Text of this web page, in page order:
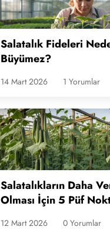
Salatalık Fideleri
Büyümez?
14 Mart 2026 1 Yorumlar
Salatalıkların Daha
Olması İçin 5 Püf
12 Mart 2026 0 Yorumlar